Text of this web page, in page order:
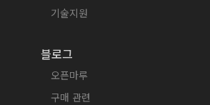
기술지원
블로그
오픈마루
구매 관련